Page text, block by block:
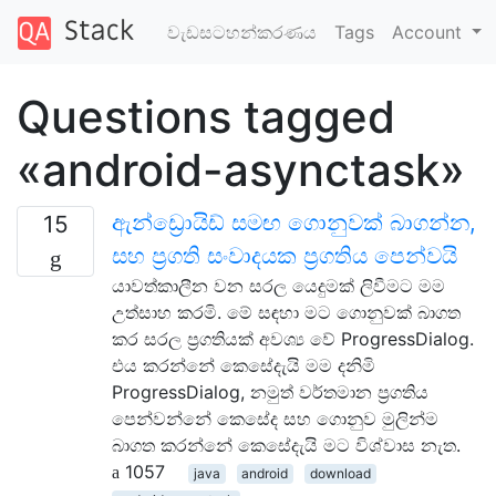
වැඩසටහන්කරණය Tags Account
Questions tagged
«android-asynctask»
15
ඇන්ඩ්‍රොයිඩ් සමඟ ගොනුවක් බාගන්න,
සහ ප්‍රගති සංවාදයක ප්‍රගතිය පෙන්වයි
යාවත්කාලීන වන සරල යෙදුමක් ලිවීමට මම
උත්සාහ කරමි. මේ සඳහා මට ගොනුවක් බාගත
කර සරල ප්‍රගතියක් අවශ්‍ය වේ ProgressDialog.
එය කරන්නේ කෙසේදැයි මම දනිමි
ProgressDialog, නමුත් වර්තමාන ප්‍රගතිය
පෙන්වන්නේ කෙසේද සහ ගොනුව මුලින්ම
බාගත කරන්නේ කෙසේදැයි මට විශ්වාස නැත.
1057
java android
download